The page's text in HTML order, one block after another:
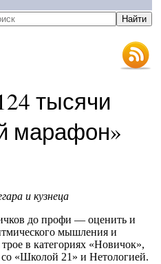
тысячи
марафон»
и кузнеца
до профи — оценить и
мышления и
в категориях «Новичок»,
со «Школой 21» и Нетологией.